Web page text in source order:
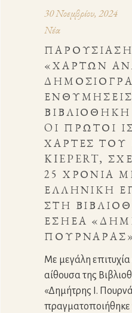
30 Νοεμβρίου, 2024
Νέα
«ΧΑΡΤΏΝ
OΙ ΠΡΏΤΟΙ
ΧΆΡΤΕΣ ΤΟΥ
KIEPERT,
25 ΧΡΌΝΙΑ
ΕΛΛΗΝΙΚΉ
ΣΤΗ
ΕΣΗΕΑ
Με μεγάλη
αίθουσα της
«Δημήτρης Ι.
πραγματοποιήθηκε